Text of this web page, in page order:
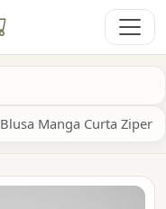
Blusa Manga Curta Ziper